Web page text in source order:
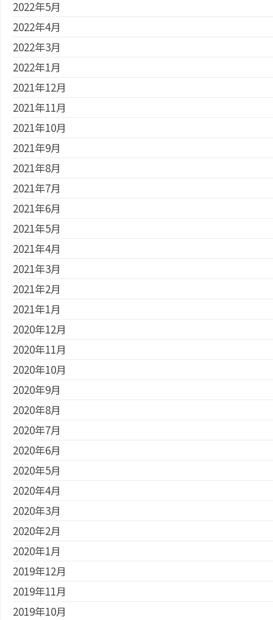
2022年5月
2022年4月
2022年3月
2022年1月
2021年12月
2021年11月
2021年10月
2021年9月
2021年8月
2021年7月
2021年6月
2021年5月
2021年4月
2021年3月
2021年2月
2021年1月
2020年12月
2020年11月
2020年10月
2020年9月
2020年8月
2020年7月
2020年6月
2020年5月
2020年4月
2020年3月
2020年2月
2020年1月
2019年12月
2019年11月
2019年10月